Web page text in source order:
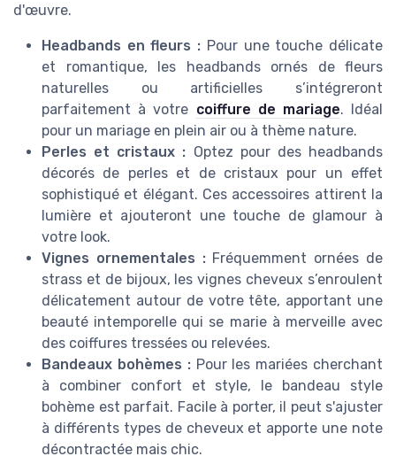
d'œuvre.
Headbands en fleurs : Pour une touche délicate
et romantique, les headbands ornés de fleurs
naturelles ou artificielles s’intégreront
parfaitement à votre coiffure de mariage. Idéal
pour un mariage en plein air ou à thème nature.
Perles et cristaux : Optez pour des headbands
décorés de perles et de cristaux pour un effet
sophistiqué et élégant. Ces accessoires attirent la
lumière et ajouteront une touche de glamour à
votre look.
Vignes ornementales :Fréquemment ornées de
strass et de bijoux, les vignes cheveux s’enroulent
délicatement autour de votre tête, apportant une
beauté intemporelle qui se marie à merveille avec
des coiffures tressées ou relevées.
Bandeaux bohèmes :Pour les mariées cherchant
à combiner confort et style, le bandeau style
bohème est parfait. Facile à porter, il peut s'ajuster
à différents types de cheveux et apporte une note
décontractée mais chic.